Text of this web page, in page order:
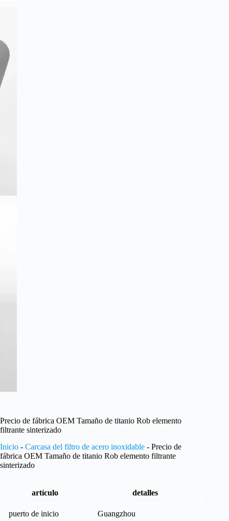
Precio de fábrica OEM Tamaño de titanio Rob elemento
filtrante sinterizado
Inicio - Carcasa del filtro de acero inoxidable - Precio de
fábrica OEM Tamaño de titanio Rob elemento filtrante
sinterizado
artículo detalles
puerto de inicio Guangzhou